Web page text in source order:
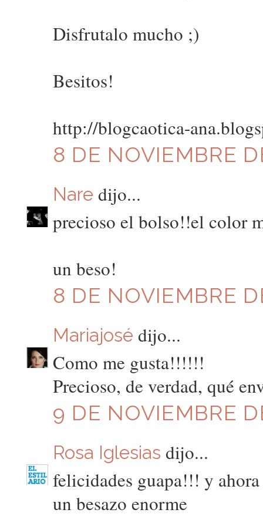
Disfrutalo mucho ;)
Besitos!
http://blogcaotica-
8 DE NOVIEMBRE
Nare dijo...
precioso el bolso!!el color
un beso!
8 DE NOVIEMBRE
Mariajosé dijo...
Como me gusta!!!!!!
Precioso, de verdad, qué
9 DE NOVIEMBRE
Rosa Iglesias dijo...
felicidades guapa!!! y
un besazo enorme